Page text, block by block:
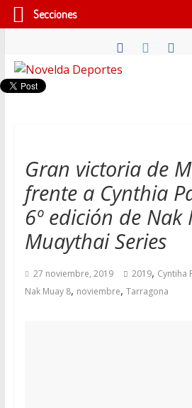
contenido
Novelda
Pasión
por
nuestro
deporte
Gran victoria de
frente a Cynthia
6º edición de Nak
Muaythai Series
27 noviembre, 2019 2019, Cyntiha
Nak Muay 8, noviembre, Tarragona
Secciones